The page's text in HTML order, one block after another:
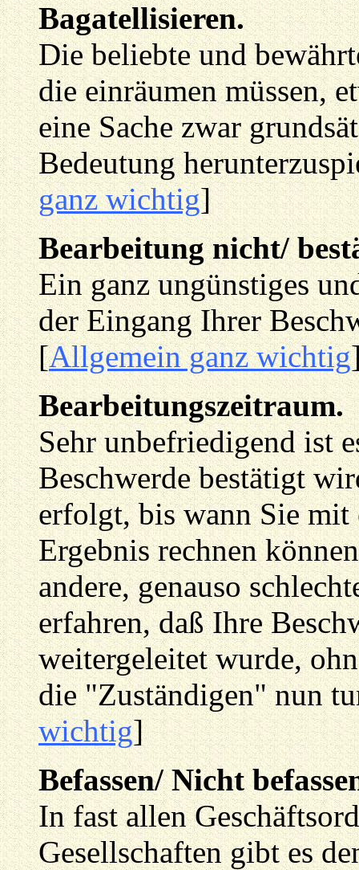
Bagatellisieren.
Die beliebte und
die einräumen müssen,
eine Sache zwar
Bedeutung
ganz wichtig]
Bearbeitung nicht/
Ein ganz ungünstiges
der Eingang Ihrer
[Allgemein ganz wichtig
Bearbeitungszeitraum.
Sehr unbefriedigend ist
Beschwerde bestätigt
erfolgt, bis wann Sie mit
Ergebnis rechnen
andere, genauso
erfahren, daß Ihre
weitergeleitet wurde,
die "Zuständigen" nun
wichtig]
Befassen/ Nicht
In fast allen
Gesellschaften gibt es